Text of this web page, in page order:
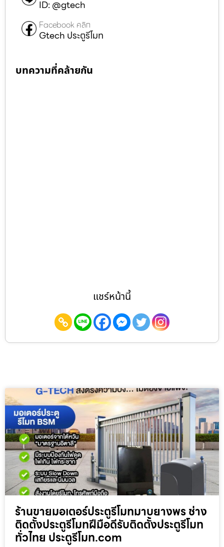
ID: @gtech
Facebook คลิก
Gtech ประตูรีโมท
บทความที่คล้ายกัน
แชร์หน้านี้
ร้านขายมอเตอร์ประตูรีโมทมาบยางพร ช่าง
ติดตั้งประตูรีโมทฝีมือดีรับติดตั้งประตูรีโมท
ทั่วไทย ประตูรีโมท.com